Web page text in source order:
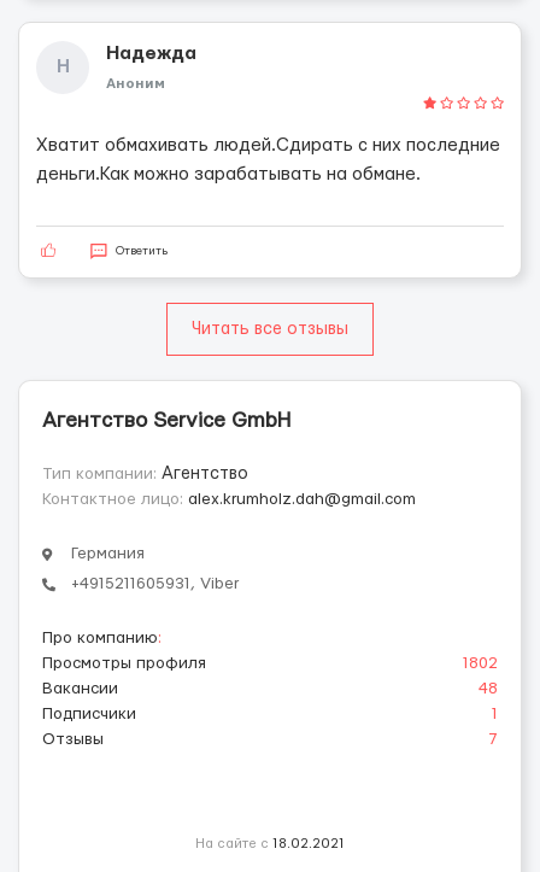
Н
Надежда
Аноним
Хватит обмахивать людей.Сдирать с них последние
деньги.Как можно зарабатывать на обмане.
Ответить
Читать все отзывы
Агентство Service GmbH
Тип компании: Агентство
Контактное лицо: alex.krumholz.dah@gmail.com
Германия
+4915211605931, Viber
Про компанию:
Просмотры профиля
1802
Вакансии
48
Подписчики
1
Отзывы
7
На сайте с 18.02.2021